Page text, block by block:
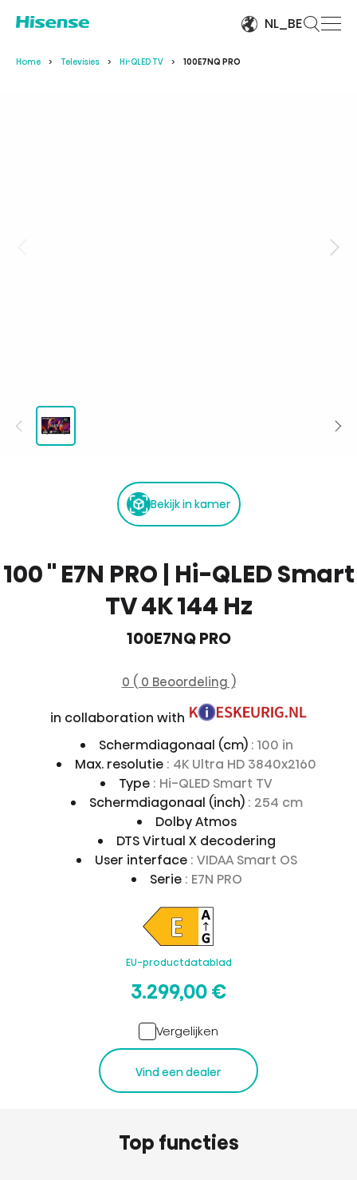
NL_BE
Home Televisies Hi-QLED TV 100E7NQ PRO
Bekijk in kamer
100 '' E7N PRO | Hi-QLED Smart
TV 4K 144 Hz
100E7NQ PRO
0 ( 0 Beoordeling )
in collaboration with
Schermdiagonaal (cm) : 100 in
Max. resolutie : 4K Ultra HD 3840x2160
Type : Hi-QLED Smart TV
Schermdiagonaal (inch) : 254 cm
Dolby Atmos
DTS Virtual X decodering
User interface : VIDAA Smart OS
Serie : E7N PRO
EU-productdatablad
3.299,00 €
Vergelijken
Vind een dealer
Top functies